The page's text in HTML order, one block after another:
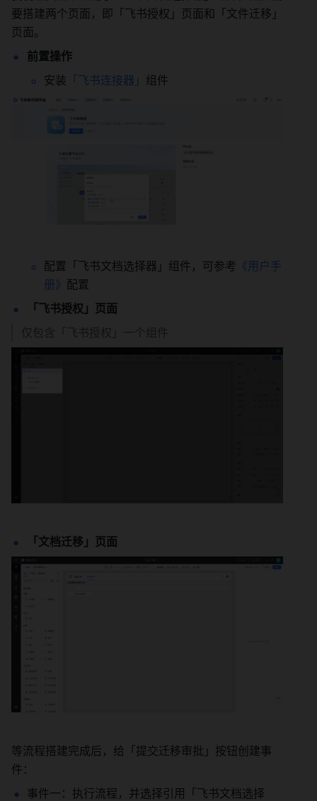
要搭建两个页面，即「飞书授权」页面和「文件迁移」
页面。
前置操作
安装 「飞书连接器」 组件
配置「飞书文档选择器」组件，可参考 《用户手
册》 配置
「飞书授权」页面
仅包含「飞书授权」一个组件
「文档迁移」页面
等流程搭建完成后，给「提交迁移审批」按钮创建事
件：
事件一：执行流程，并选择引用「飞书文档选择